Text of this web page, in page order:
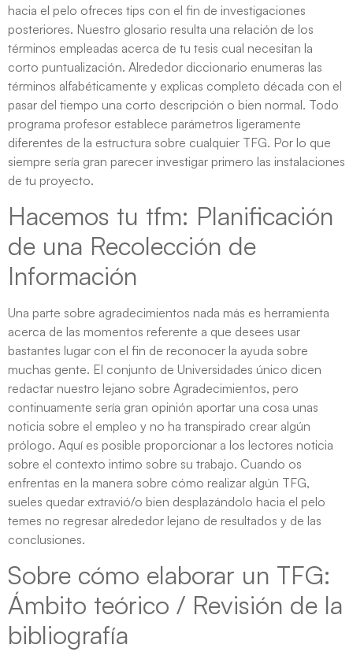
hacia el pelo ofreces tips con el fin de investigaciones
posteriores. Nuestro glosario resulta una relación de los
términos empleadas acerca de tu tesis cual necesitan la
corto puntualización. Alrededor diccionario enumeras las
términos alfabéticamente y explicas completo década con el
pasar del tiempo una corto descripción o bien normal. Todo
programa profesor establece parámetros ligeramente
diferentes de la estructura sobre cualquier TFG. Por lo que
siempre serí­a gran parecer investigar primero las instalaciones
de tu proyecto.
Hacemos tu tfm: Planificación
de una Recolección de
Información
Una parte sobre agradecimientos nada más es herramienta
acerca de las momentos referente a que desees usar
bastantes lugar con el fin de reconocer la ayuda sobre
muchas gente. El conjunto de Universidades único dicen
redactar nuestro lejano sobre Agradecimientos, pero
continuamente serí­a gran opinión aportar una cosa unas
noticia sobre el empleo y no ha transpirado crear algún
prólogo. Aquí es posible proporcionar a los lectores noticia
sobre el contexto intimo sobre su trabajo. Cuando os
enfrentas en la manera sobre cómo realizar algún TFG,
sueles quedar extravió/o bien desplazándolo hacia el pelo
temes no regresar alrededor lejano de resultados y de las
conclusiones.
Sobre cómo elaborar un TFG:
Ámbito teórico / Revisión de la
bibliografía